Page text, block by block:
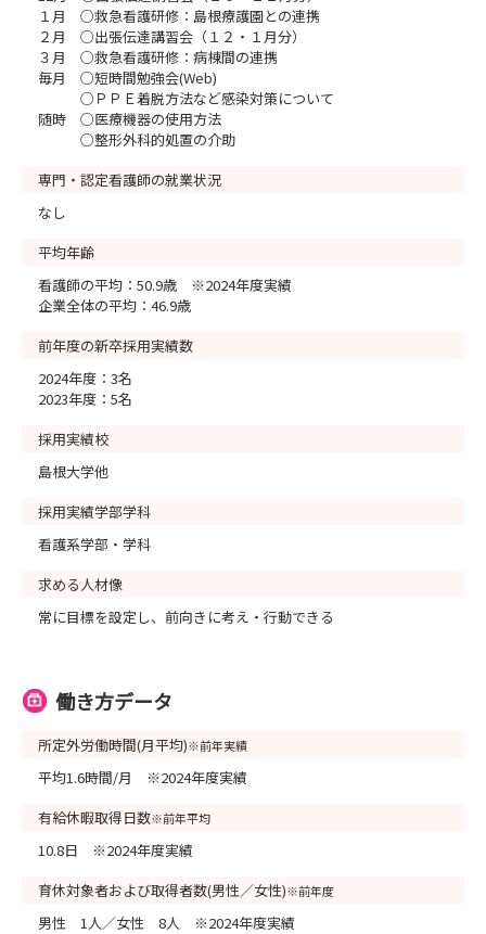
１月 ○救急看護研修：島根療護園との連携
２月 ○出張伝達講習会（１２・１月分）
３月 ○救急看護研修：病棟間の連携
毎月 ○短時間勉強会(Web)
○ＰＰＥ着脱方法など感染対策について
随時 ○医療機器の使用方法
○整形外科的処置の介助
専門・認定看護師の就業状況
なし
平均年齢
看護師の平均：50.9歳 ※2024年度実績
企業全体の平均：46.9歳
前年度の新卒採用実績数
2024年度：3名
2023年度：5名
採用実績校
島根大学他
採用実績学部学科
看護系学部・学科
求める人材像
常に目標を設定し、前向きに考え・行動できる
働き方データ
所定外労働時間(月平均)※前年実績
平均1.6時間/月 ※2024年度実績
有給休暇取得日数※前年平均
10.8日 ※2024年度実績
育休対象者および取得者数(男性／女性)※前年度
男性 1人／女性 8人 ※2024年度実績